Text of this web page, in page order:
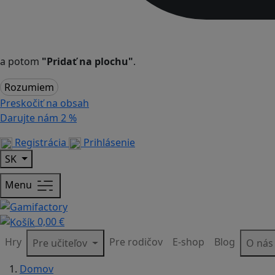
a potom "Pridať na plochu".
Rozumiem
Preskočiť na obsah
Darujte nám 2 %
Registrácia
Prihlásenie
SK
Menu
0,00 €
Hry
Pre učiteľov Pre rodičov E-shop Blog
O nás
Domov